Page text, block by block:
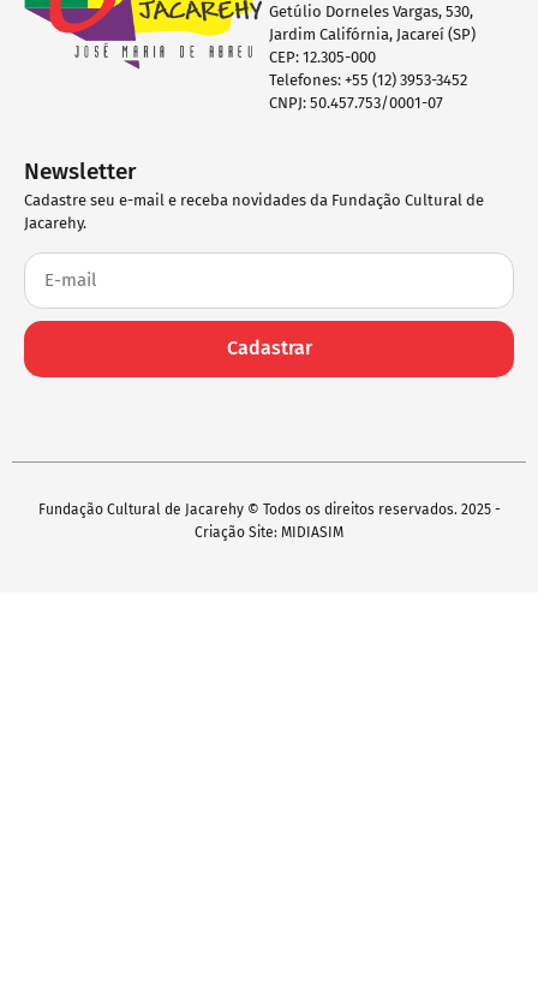
Getúlio Dorneles Vargas, 530,
Jardim Califórnia, Jacareí (SP)
CEP: 12.305-000
Telefones: +55 (12) 3953-3452
CNPJ: 50.457.753/0001-07
Newsletter
Cadastre seu e-mail e receba novidades da Fundação Cultural de
Jacarehy.
Cadastrar
Fundação Cultural de Jacarehy © Todos os direitos reservados. 2025 -
Criação Site: MIDIASIM